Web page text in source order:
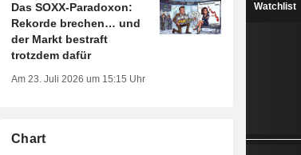
Das SOXX-Paradoxon:
Rekorde brechen… und
der Markt bestraft
trotzdem dafür
Am 23. Juli 2026 um 15:15 Uhr
Chart
Watchlist